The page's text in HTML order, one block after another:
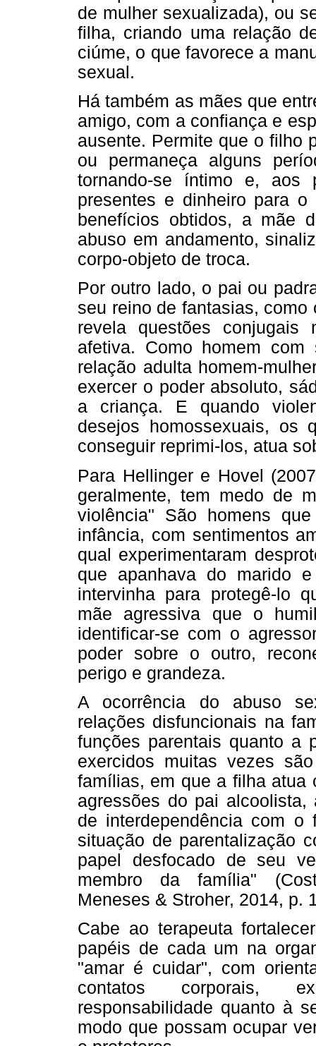
de mulher sexualizada), ou
filha, criando uma relação
ciúme, o que favorece a
sexual.
Há também as mães que
amigo, com a confiança e
ausente. Permite que o filho
ou permaneça alguns
tornando-se íntimo e, aos
presentes e dinheiro para
benefícios obtidos, a mãe
abuso em andamento,
corpo-objeto de troca.
Por outro lado, o pai ou
seu reino de fantasias,
revela questões
afetiva. Como homem
relação adulta homem-
exercer o poder absoluto,
a criança. E quando
desejos homossexuais, os
conseguir reprimi-los, atua
Para Hellinger e Hovel
geralmente, tem medo de
violência" São homens
infância, com sentimentos
qual experimentaram
que apanhava do marido
intervinha para protegê-lo
mãe agressiva que o
identificar-se com o
poder sobre o outro,
perigo e grandeza.
A ocorrência do abuso
relações disfuncionais na
funções parentais quanto a
exercidos muitas vezes
famílias, em que a filha atua
agressões do pai
de interdependência com
situação de parentalização
papel desfocado de seu
membro da família"
Meneses & Stroher, 2014, p.
Cabe ao terapeuta
papéis de cada um na
"amar é cuidar", com
contatos corporais,
responsabilidade quanto à
modo que possam ocupar